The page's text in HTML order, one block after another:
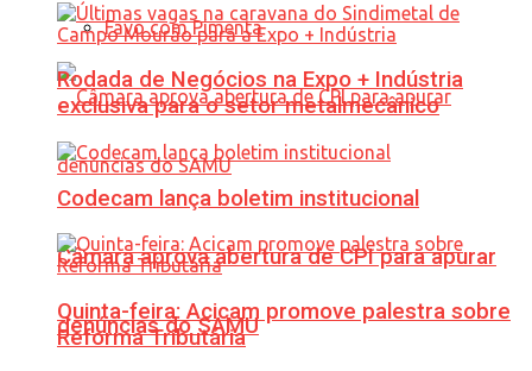
Favo com Pimenta
Câmara aprova abertura de CPI para apurar
denúncias do SAMU
Rodada de Negócios na Expo + Indústria
exclusiva para o setor metalmecânico
Codecam lança boletim institucional
Quinta-feira: Acicam promove palestra sobre
Reforma Tributária